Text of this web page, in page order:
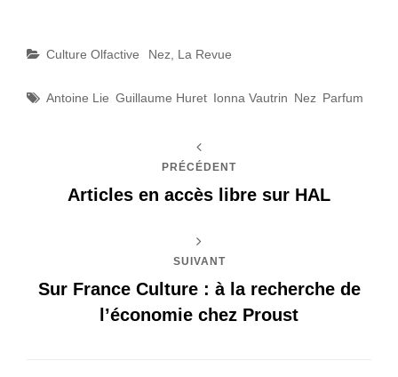
Catégories
Culture Olfactive Nez, La Revue
Étiquettes
Antoine Lie Guillaume Huret Ionna Vautrin Nez Parfum
PRÉCÉDENT
Articles en accès libre sur HAL
SUIVANT
Sur France Culture : à la recherche de
l’économie chez Proust